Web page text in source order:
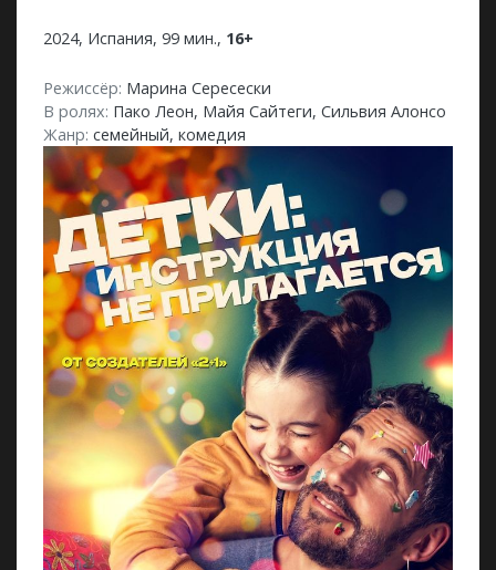
2024, Испания, 99 мин., 16+
Режиссёр: Марина Сересески
В ролях: Пако Леон, Майя Сайтеги, Сильвия Алонсо
Жанр: семейный, комедия